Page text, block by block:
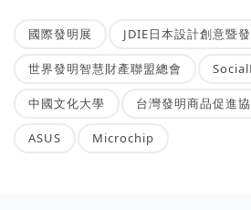
國際發明展 JDIE日本設計創意暨
世界發明智慧財產聯盟總會
中國文化大學 台灣發明商品促進
ASUS Microchip